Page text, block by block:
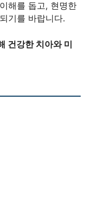
해를 돕고, 현명한
기를 바랍니다.
건강한 치아와 미